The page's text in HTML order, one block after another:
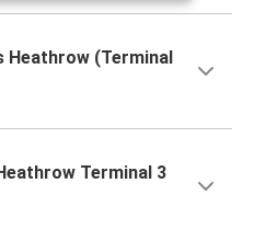
Heathrow (Terminal
Terminal 3